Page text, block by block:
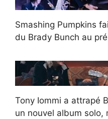
Smashing Pumpkins
du Brady Bunch au
Tony Iommi a attrapé
un nouvel album solo,